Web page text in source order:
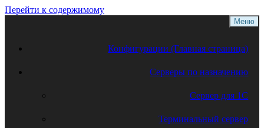
Перейти к содержимому
Меню
Конфигурации (Главная страница)
Серверы по назначению
Сервер для 1С
Терминальный сервер